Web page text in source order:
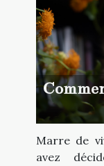
Marre de
avez